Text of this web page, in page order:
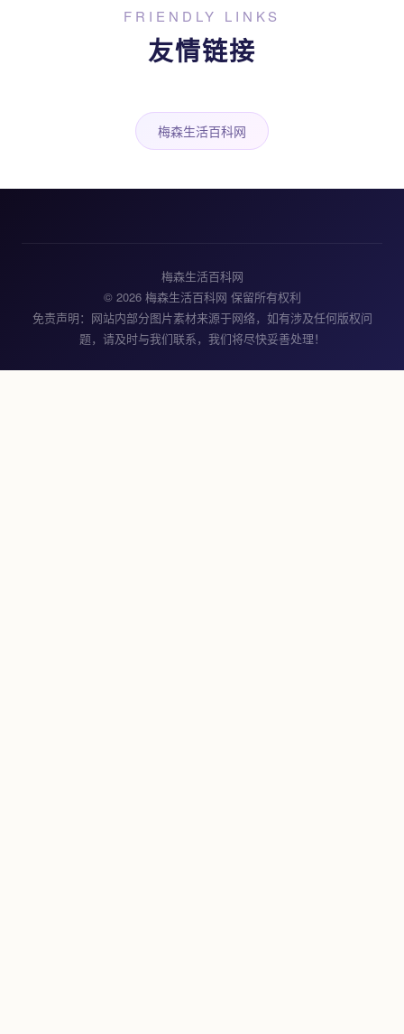
FRIENDLY LINKS
友情链接
梅森生活百科网
梅森生活百科网
© 2026 梅森生活百科网 保留所有权利
免责声明：网站内部分图片素材来源于网络，如有涉及任何版权问
题，请及时与我们联系，我们将尽快妥善处理！